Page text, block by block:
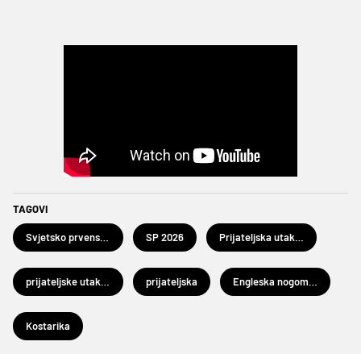
TAGOVI
SP 2026
prijateljska
Kostarika